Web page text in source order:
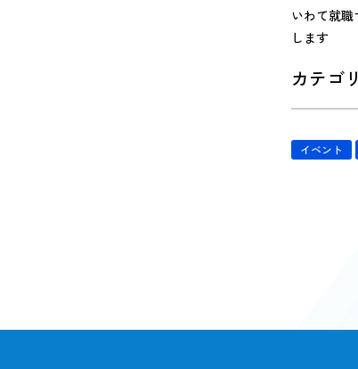
いわて就
します
カテゴ
イベント